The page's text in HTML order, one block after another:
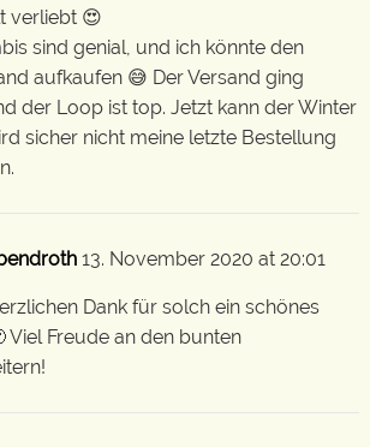
verliebt 😍
sind genial, und ich könnte den
aufkaufen 😅 Der Versand ging
der Loop ist top. Jetzt kann der Winter
sicher nicht meine letzte Bestellung
13. November 2020 at 20:01
Dank für solch ein schönes
Viel Freude an den bunten